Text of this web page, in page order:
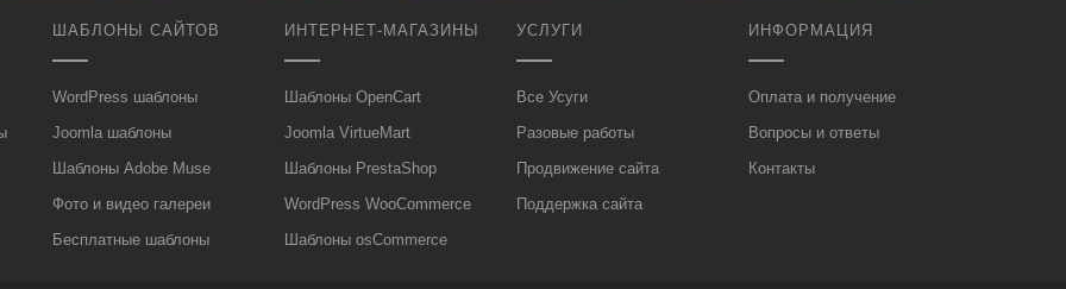
ШАБЛОНЫ САЙТОВ
WordPress шаблоны
Joomla шаблоны
Шаблоны Adobe Muse
Фото и видео галереи
Бесплатные шаблоны
ИНТЕРНЕТ-МАГАЗИНЫ
Шаблоны OpenCart
Joomla VirtueMart
Шаблоны PrestaShop
WordPress WooCommerce
Шаблоны osCommerce
УСЛУГИ
Все Усуги
Разовые работы
Продвижение сайта
Поддержка сайта
ИНФОРМАЦИЯ
Оплата и получение
Вопросы и ответы
Контакты